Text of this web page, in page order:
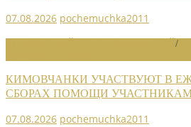
07.08.2026 pochemuchka2011
/
КИМОВЧАНКИ УЧАСТВУЮТ В
СБОРАХ ПОМОЩИ
07.08.2026 pochemuchka2011